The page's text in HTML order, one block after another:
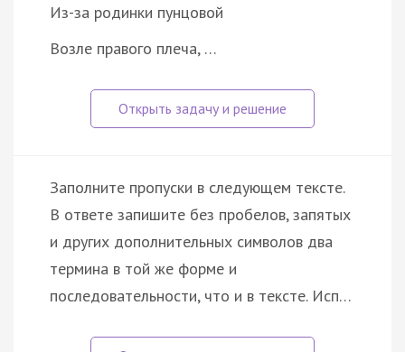
Из-за родинки пунцовой
Возле правого плеча, …
Заполните пропуски в следующем тексте.
В ответе запишите без пробелов, запятых
и других дополнительных символов два
термина в той же форме и
последовательности, что и в тексте. Исп…